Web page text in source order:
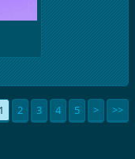
1 2 3 4 5 > >>